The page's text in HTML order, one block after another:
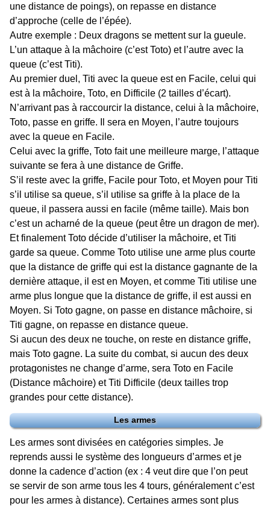
une distance de poings), on repasse en distance
d’approche (celle de l’épée).
Autre exemple : Deux dragons se mettent sur la gueule.
L’un attaque à la mâchoire (c’est Toto) et l’autre avec la
queue (c’est Titi).
Au premier duel, Titi avec la queue est en Facile, celui qui
est à la mâchoire, Toto, en Difficile (2 tailles d’écart).
N’arrivant pas à raccourcir la distance, celui à la mâchoire,
Toto, passe en griffe. Il sera en Moyen, l’autre toujours
avec la queue en Facile.
Celui avec la griffe, Toto fait une meilleure marge, l’attaque
suivante se fera à une distance de Griffe.
S’il reste avec la griffe, Facile pour Toto, et Moyen pour Titi
s’il utilise sa queue, s’il utilise sa griffe à la place de la
queue, il passera aussi en facile (même taille). Mais bon
c’est un acharné de la queue (peut être un dragon de mer).
Et finalement Toto décide d’utiliser la mâchoire, et Titi
garde sa queue. Comme Toto utilise une arme plus courte
que la distance de griffe qui est la distance gagnante de la
dernière attaque, il est en Moyen, et comme Titi utilise une
arme plus longue que la distance de griffe, il est aussi en
Moyen. Si Toto gagne, on passe en distance mâchoire, si
Titi gagne, on repasse en distance queue.
Si aucun des deux ne touche, on reste en distance griffe,
mais Toto gagne. La suite du combat, si aucun des deux
protagonistes ne change d’arme, sera Toto en Facile
(Distance mâchoire) et Titi Difficile (deux tailles trop
grandes pour cette distance).
Les armes
Les armes sont divisées en catégories simples. Je
reprends aussi le système des longueurs d’armes et je
donne la cadence d’action (ex : 4 veut dire que l’on peut
se servir de son arme tous les 4 tours, généralement c’est
pour les armes à distance). Certaines armes sont plus